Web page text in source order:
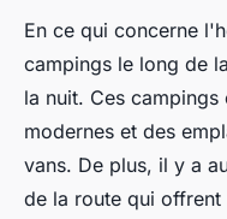
En ce qui concerne
campings le long de
la nuit. Ces
modernes et des
vans. De plus, il y a
de la route qui